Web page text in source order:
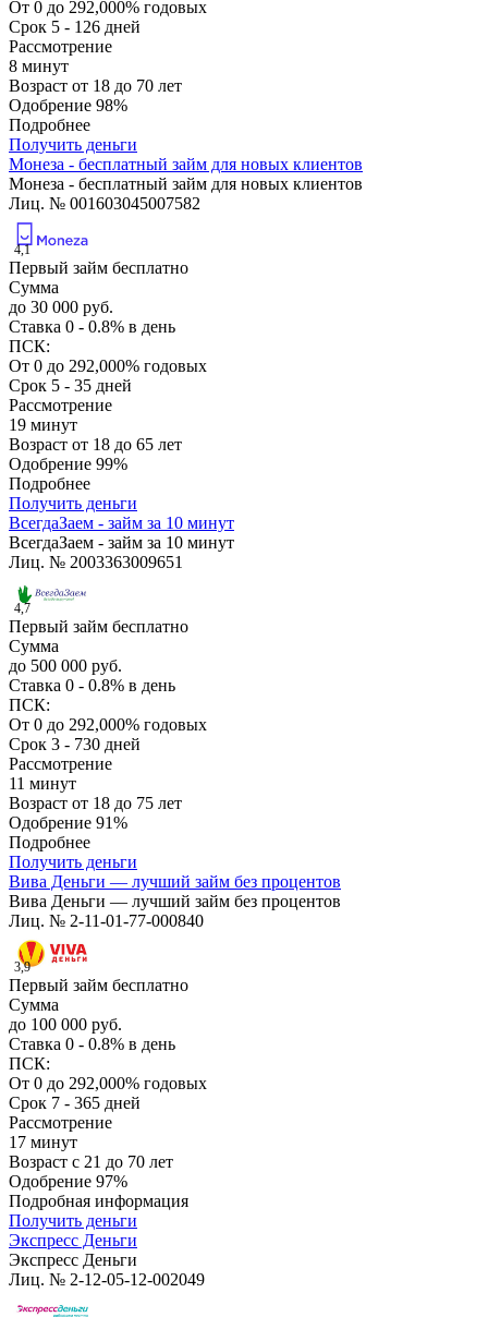
От 0 до 292,000% годовых
Срок 5 - 126 дней
Рассмотрение
8 минут
Возраст от 18 до 70 лет
Одобрение 98%
Подробнее
Получить деньги
Монеза - бесплатный займ для новых клиентов
Монеза - бесплатный займ для новых клиентов
Лиц. № 001603045007582
4,1
Первый займ бесплатно
Сумма
до 30 000 руб.
Ставка 0 - 0.8% в день
ПСК:
От 0 до 292,000% годовых
Срок 5 - 35 дней
Рассмотрение
19 минут
Возраст от 18 до 65 лет
Одобрение 99%
Подробнее
Получить деньги
ВсегдаЗаем - займ за 10 минут
ВсегдаЗаем - займ за 10 минут
Лиц. № 2003363009651
4,7
Первый займ бесплатно
Сумма
до 500 000 руб.
Ставка 0 - 0.8% в день
ПСК:
От 0 до 292,000% годовых
Срок 3 - 730 дней
Рассмотрение
11 минут
Возраст от 18 до 75 лет
Одобрение 91%
Подробнее
Получить деньги
Вива Деньги — лучший займ без процентов
Вива Деньги — лучший займ без процентов
Лиц. № 2-11-01-77-000840
3,9
Первый займ бесплатно
Сумма
до 100 000 руб.
Ставка 0 - 0.8% в день
ПСК:
От 0 до 292,000% годовых
Срок 7 - 365 дней
Рассмотрение
17 минут
Возраст с 21 до 70 лет
Одобрение 97%
Подробная информация
Получить деньги
Экспресс Деньги
Экспресс Деньги
Лиц. № 2-12-05-12-002049